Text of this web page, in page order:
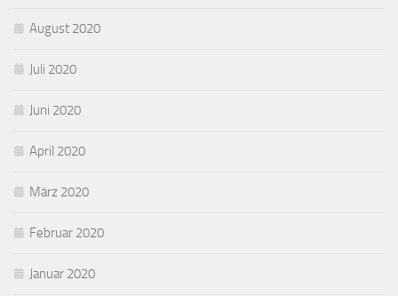
August 2020
Juli 2020
Juni 2020
April 2020
März 2020
Februar 2020
Januar 2020